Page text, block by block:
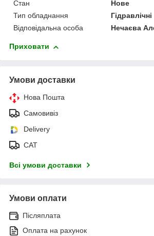
Стан
Нове
Тип обладнання
Відповідальна особа
Нечаєва
Приховати
Умови доставки
Нова Пошта
Самовивіз
Delivery
САТ
Всі умови доставки
Умови оплати
Післяплата
Оплата на рахунок